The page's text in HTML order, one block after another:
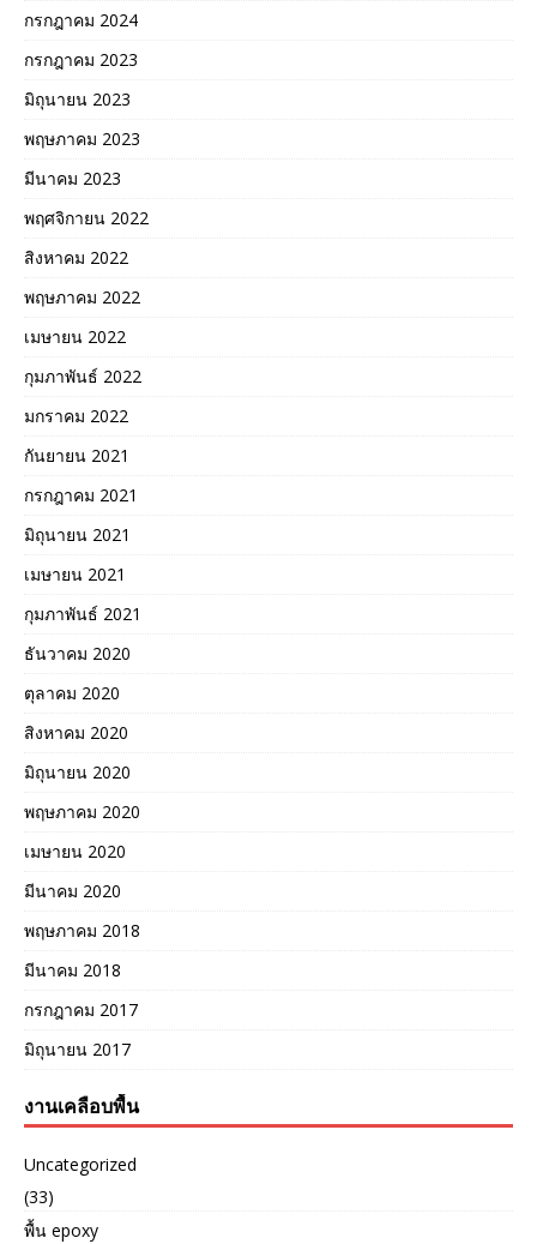
กรกฎาคม 2024
กรกฎาคม 2023
มิถุนายน 2023
พฤษภาคม 2023
มีนาคม 2023
พฤศจิกายน 2022
สิงหาคม 2022
พฤษภาคม 2022
เมษายน 2022
กุมภาพันธ์ 2022
มกราคม 2022
กันยายน 2021
กรกฎาคม 2021
มิถุนายน 2021
เมษายน 2021
กุมภาพันธ์ 2021
ธันวาคม 2020
ตุลาคม 2020
สิงหาคม 2020
มิถุนายน 2020
พฤษภาคม 2020
เมษายน 2020
มีนาคม 2020
พฤษภาคม 2018
มีนาคม 2018
กรกฎาคม 2017
มิถุนายน 2017
งานเคลือบพื้น
Uncategorized
(33)
พื้น epoxy